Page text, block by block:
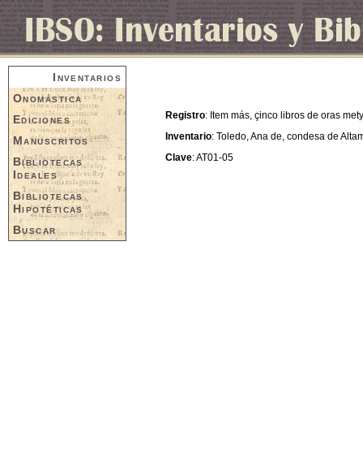
Inventarios
Onomástica
Ediciones
Manuscritos
Bibliotecas
Ideales
Bibliotecas
Hipotéticas
Buscar
Registro: Item más, çinco libros de oras
Inventario: Toledo, Ana de, condesa de
Clave: AT01-05